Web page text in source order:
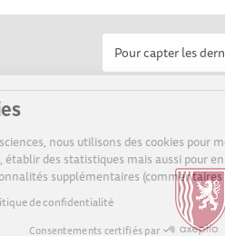
Sur Echosciences, nous utilisons des
audience, établir des statistiques
de fonctionnalités supplémentaires
Lire la politique de confidentialité
Consentements certifiés